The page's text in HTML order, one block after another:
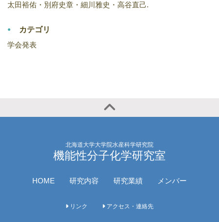
太田裕佑・別府史章・細川雅史・高谷直己.
カテゴリ
学会発表
北海道大学大学院水産科学研究院
機能性分子化学研究室
HOME 研究内容 研究業績 メンバー
リンク アクセス・連絡先